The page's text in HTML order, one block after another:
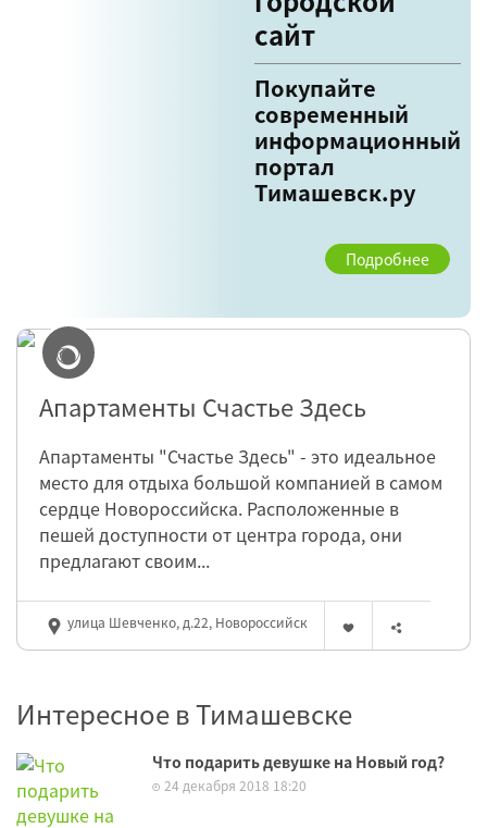
сайт
Покупайте
современный
информационный
портал
Тимашевск.ру
Подробнее
Апартаменты Счастье Здесь
Апартаменты "Счастье Здесь" - это идеальное
место для отдыха большой компанией в самом
сердце Новороссийска. Расположенные в
пешей доступности от центра города, они
предлагают своим...
улица Шевченко, д.22, Новороссийск
Интересное в Тимашевске
Что подарить девушке на Новый год?
24 декабря 2018 18:20